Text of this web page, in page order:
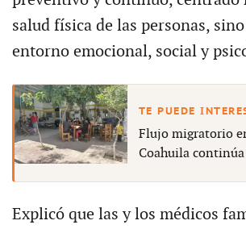
salud física de las personas,
entorno emocional, social y
Flujo migratorio
Coahuila
Explicó que las y los médicos